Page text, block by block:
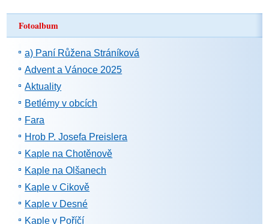
Fotoalbum
a) Paní Růžena Stráníková
Advent a Vánoce 2025
Aktuality
Betlémy v obcích
Fara
Hrob P. Josefa Preislera
Kaple na Chotěnově
Kaple na Olšanech
Kaple v Cikově
Kaple v Desné
Kaple v Poříčí